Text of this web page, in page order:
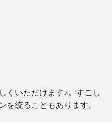
くいただけます♪。すこし
を絞ることもあります。